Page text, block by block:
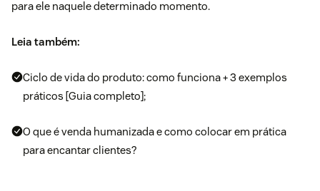
para ele naquele determinado momento.
Leia também:
Ciclo de vida do produto: como funciona + 3 exemplos
práticos [Guia completo];
O que é venda humanizada e como colocar em prática
para encantar clientes?